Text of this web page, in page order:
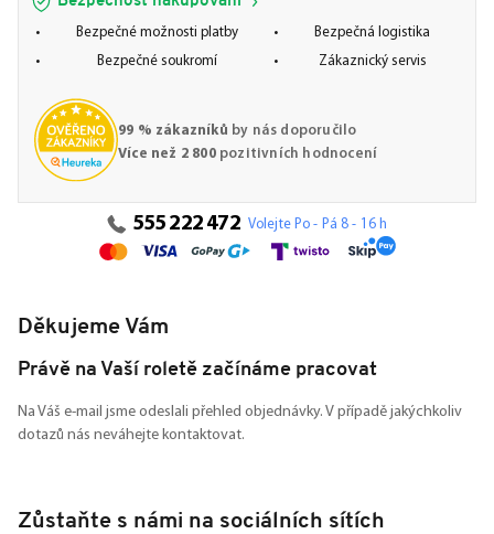
Bezpečné možnosti platby
Bezpečná logistika
Bezpečné soukromí
Zákaznický servis
99 % zákazníků by nás doporučilo
Více než 2 800pozitivních hodnocení
555 222 472 Volejte Po - Pá 8 - 16 h
Děkujeme Vám
Právě na Vaší roletě začínáme pracovat
Na Váš e-mail jsme odeslali přehled objednávky. V případě jakýchkoliv
dotazů nás neváhejte kontaktovat.
Zůstaňte s námi na sociálních sítích